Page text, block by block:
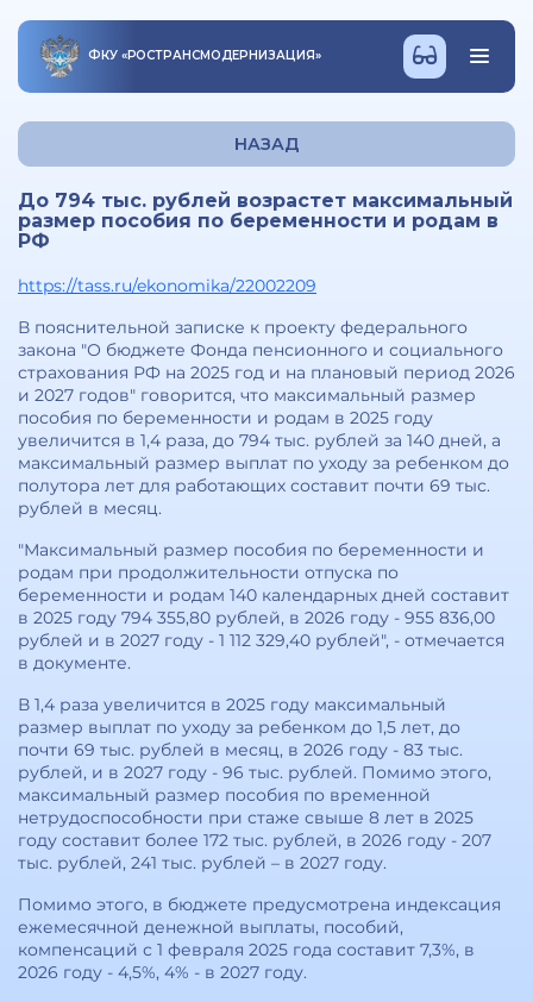
ФКУ «РОСТРАНСМОДЕРНИЗАЦИЯ»
НАЗАД
До 794 тыс. рублей возрастет максимальный
размер пособия по беременности и родам в
РФ
https://tass.ru/ekonomika/22002209
В пояснительной записке к проекту федерального
закона "О бюджете Фонда пенсионного и социального
страхования РФ на 2025 год и на плановый период 2026
и 2027 годов" говорится, что максимальный размер
пособия по беременности и родам в 2025 году
увеличится в 1,4 раза, до 794 тыс. рублей за 140 дней, а
максимальный размер выплат по уходу за ребенком до
полутора лет для работающих составит почти 69 тыс.
рублей в месяц.
"Максимальный размер пособия по беременности и
родам при продолжительности отпуска по
беременности и родам 140 календарных дней составит
в 2025 году 794 355,80 рублей, в 2026 году - 955 836,00
рублей и в 2027 году - 1 112 329,40 рублей", - отмечается
в документе.
В 1,4 раза увеличится в 2025 году максимальный
размер выплат по уходу за ребенком до 1,5 лет, до
почти 69 тыс. рублей в месяц, в 2026 году - 83 тыс.
рублей, и в 2027 году - 96 тыс. рублей. Помимо этого,
максимальный размер пособия по временной
нетрудоспособности при стаже свыше 8 лет в 2025
году составит более 172 тыс. рублей, в 2026 году - 207
тыс. рублей, 241 тыс. рублей – в 2027 году.
Помимо этого, в бюджете предусмотрена индексация
ежемесячной денежной выплаты, пособий,
компенсаций с 1 февраля 2025 года составит 7,3%, в
2026 году - 4,5%, 4% - в 2027 году.